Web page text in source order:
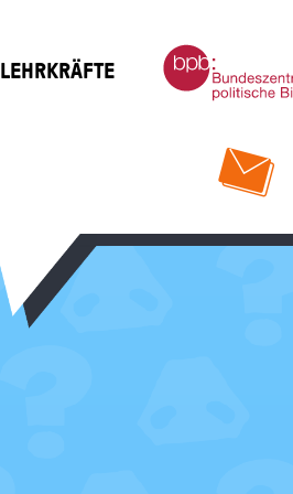
Bundeszentrale
für
politische